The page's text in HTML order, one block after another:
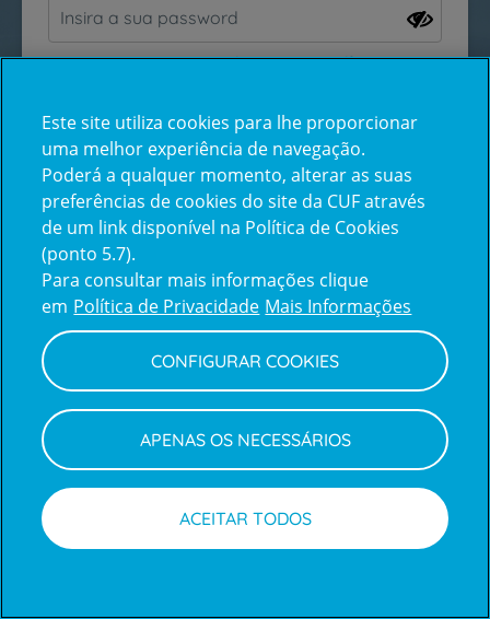
Esqueceu-se da sua password?
Inicie sessão com a Apple
Centro de Apoio ao Cliente | Política de Privacidade e Cookies
Este site utiliza cookies para lhe proporcionar
uma melhor experiência de navegação.
Poderá a qualquer momento, alterar as suas
preferências de cookies do site da CUF através
de um link disponível na Política de Cookies
(ponto 5.7).
Para consultar mais informações clique
em Política de Privacidade Mais Informações
CONFIGURAR COOKIES
APENAS OS NECESSÁRIOS
ACEITAR TODOS